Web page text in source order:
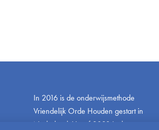
In 2016 is de onderwijsmethode
Vriendelijk Orde Houden gestart in
Nederland. Vanaf 2023 is deze